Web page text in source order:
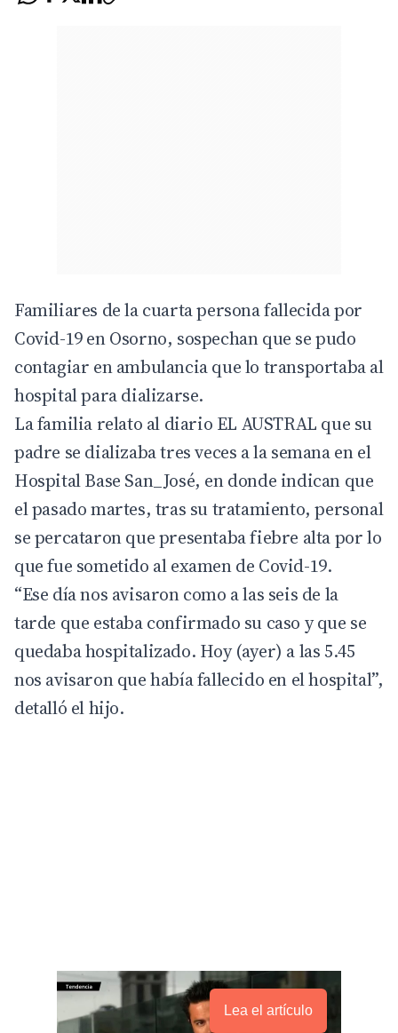
Familiares de la cuarta persona fallecida por
Covid-19 en Osorno, sospechan que se pudo
contagiar en ambulancia que lo transportaba al
hospital para dializarse.
La familia relato al diario EL AUSTRAL que su
padre se dializaba tres veces a la semana en el
Hospital Base San_José, en donde indican que
el pasado martes, tras su tratamiento, personal
se percataron que presentaba fiebre alta por lo
que fue sometido al examen de Covid-19.
“Ese día nos avisaron como a las seis de la
tarde que estaba confirmado su caso y que se
quedaba hospitalizado. Hoy (ayer) a las 5.45
nos avisaron que había fallecido en el hospital”,
detalló el hijo.
Lea el artículo